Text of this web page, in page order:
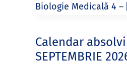
Biologie Medicală 4 –
Calendar
SEPTEMBRIE